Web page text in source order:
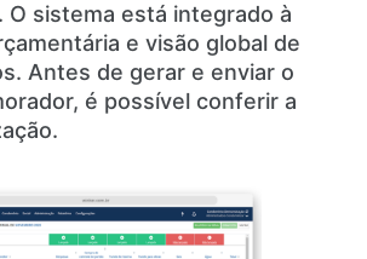
O sistema está integrado à
e visão global de
Antes de gerar e enviar o
é possível conferir a